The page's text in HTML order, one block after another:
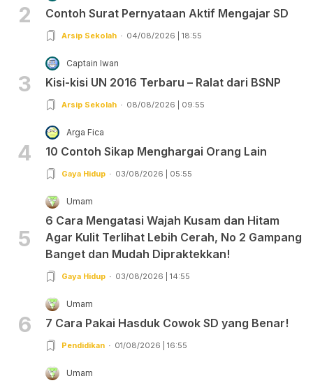
2 Contoh Surat Pernyataan Aktif Mengajar SD
Arsip Sekolah 04/08/2026 | 18:55
3
Captain Iwan
Kisi-kisi UN 2016 Terbaru – Ralat dari BSNP
Arsip Sekolah 08/08/2026 | 09:55
4
Arga Fica
10 Contoh Sikap Menghargai Orang Lain
Gaya Hidup 03/08/2026 | 05:55
5
Umam
6 Cara Mengatasi Wajah Kusam dan Hitam
Agar Kulit Terlihat Lebih Cerah, No 2 Gampang
Banget dan Mudah Dipraktekkan!
Gaya Hidup 03/08/2026 | 14:55
6
Umam
7 Cara Pakai Hasduk Cowok SD yang Benar!
Pendidikan 01/08/2026 | 16:55
Umam